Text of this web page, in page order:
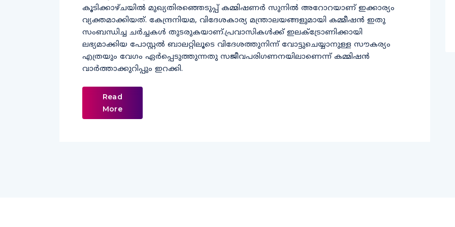
കൂടിക്കാഴ്ചയില്‍ മുഖ്യതിരഞ്ഞെടുപ്പ് കമ്മിഷണര്‍ സുനില്‍ അറോറയാണ് ഇക്കാര്യം
വ്യക്തമാക്കിയത്. കേന്ദ്രനിയമ, വിദേശകാര്യ മന്ത്രാലയങ്ങളുമായി കമ്മീഷന്‍ ഇതു
സംബന്ധിച്ച ചര്‍ച്ചകള്‍ തുടരുകയാണ്.പ്രവാസികൾക്ക് ഇലക്‌ട്രോണിക്കായി
ലഭ്യമാക്കിയ പോസ്റ്റൽ ബാലറ്റിലൂടെ വിദേശത്തുനിന്ന് വോട്ടുചെയ്യാനുള്ള സൗകര്യം
എത്രയും വേഗം ഏർപ്പെടുത്തുന്നതു സജീവപരിഗണനയിലാണെന്ന് കമ്മിഷൻ
വാർത്താക്കുറിപ്പും ഇറക്കി.
Read
More